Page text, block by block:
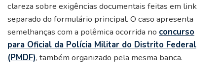
clareza sobre exigências documentais feitas em link
separado do formulário principal. O caso apresenta
semelhanças com a polêmica ocorrida no concurso
para Oficial da Polícia Militar do Distrito Federal
(PMDF), também organizado pela mesma banca.